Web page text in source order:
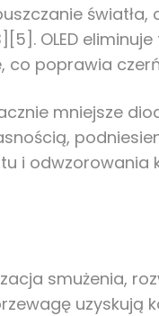
OLED
co poprawia
mniejsze
i odwzorowania
smużenia,
uzyskują